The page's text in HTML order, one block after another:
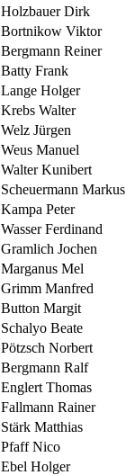
Holzbauer Dirk
Bortnikow Viktor
Bergmann Reiner
Batty Frank
Lange Holger
Krebs Walter
Welz Jürgen
Weus Manuel
Walter Kunibert
Scheuermann Markus
Kampa Peter
Wasser Ferdinand
Gramlich Jochen
Marganus Mel
Grimm Manfred
Button Margit
Schalyo Beate
Pötzsch Norbert
Bergmann Ralf
Englert Thomas
Fallmann Rainer
Stärk Matthias
Pfaff Nico
Ebel Holger